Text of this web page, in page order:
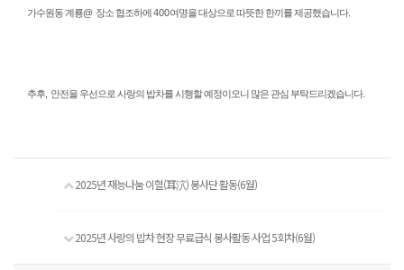
가수원동 계룡@ 장소 협조하에400여명을 대상으로 따뜻한 한끼를 제공했습니다.
추후 안전을 우선으로 사랑의 밥차를 시행할 예정이오니 많은 관심 부탁드리겠습니다.
2025년 재능나눔 이혈(耳泬) 봉사단 활동(6월)
2025년 사랑의 밥차 현장 무료급식 봉사활동 사업 5회차(6월)